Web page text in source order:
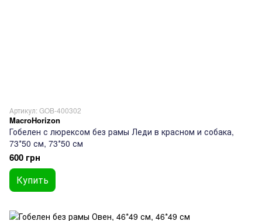
Артикул: GOB-400302
MacroHorizon
Гобелен с люрексом без рамы Леди в красном и собака,
73*50 см, 73*50 см
600 грн
Купить